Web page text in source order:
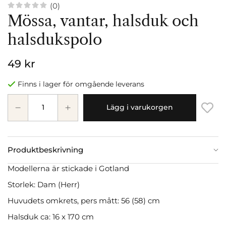
(0)
Mössa, vantar, halsduk och
halsdukspolo
49 kr
Finns i lager för omgående leverans
Lägg i varukorgen
Produktbeskrivning
Modellerna är stickade i Gotland
Storlek: Dam (Herr)
Huvudets omkrets, pers mått: 56 (58) cm
Halsduk ca: 16 x 170 cm